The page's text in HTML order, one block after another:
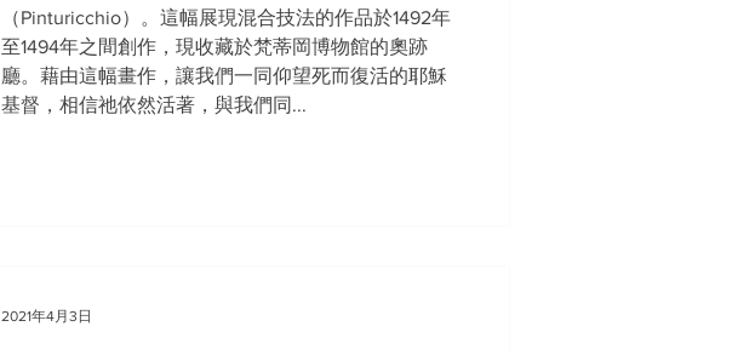
（Pinturicchio）。這幅展現混合技法的作品於1492年
至1494年之間創作，現收藏於梵蒂岡博物館的奧跡
廳。藉由這幅畫作，讓我們一同仰望死而復活的耶穌
基督，相信祂依然活著，與我們同...
2021年4月3日